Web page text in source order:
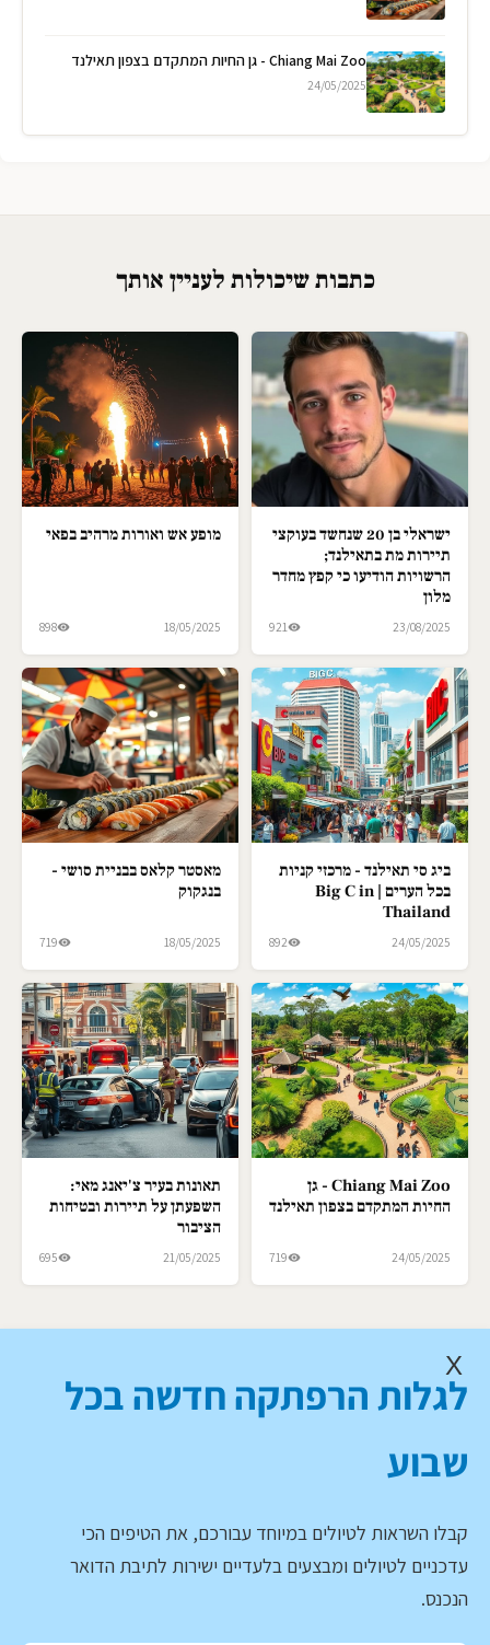
Chiang Mai Zoo - גן החיות המתקדם בצפון תאילנד
24/05/2025
כתבות שיכולות לעניין אותך
ישראלי בן 20 שנחשד בעוקצי
תיירות מת בתאילנד;
הרשויות הודיעו כי קפץ מחדר
מלון
23/08/2025
921
מופע אש ואורות מרהיב בפאי
18/05/2025
898
ביג סי תאילנד - מרכזי קניות
בכל הערים | Big C in
Thailand
24/05/2025
892
מאסטר קלאס בבניית סושי -
בנגקוק
18/05/2025
719
Chiang Mai Zoo - גן
החיות המתקדם בצפון תאילנד
24/05/2025
719
תאונות בעיר צ'יאנג מאי:
השפעתן על תיירות ובטיחות
הציבור
21/05/2025
695
X
לגלות הרפתקה חדשה בכל
שבוע
קבלו השראות לטיולים במיוחד עבורכם, את הטיפים הכי
עדכניים לטיולים ומבצעים בלעדיים ישירות לתיבת הדואר
הנכנס.